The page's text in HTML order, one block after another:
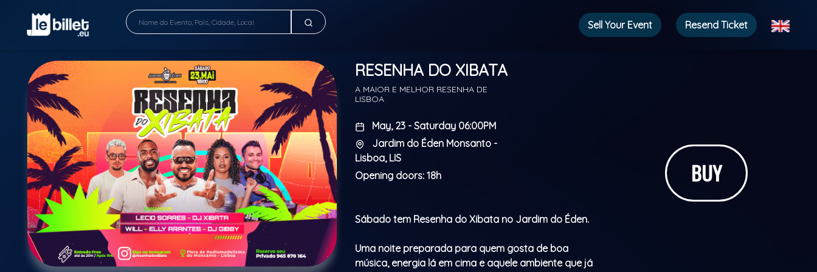
Sell ​​Your Event Resend Ticket
RESENHA DO XIBATA
A MAIOR E MELHOR RESENHA DE
LISBOA
May, 23 - Saturday 06:00PM
Jardim do Éden Monsanto -
Lisboa, LIS
Opening doors: 18h
Sábado tem Resenha do Xibata no Jardim do Éden.
Uma noite preparada para quem gosta de boa
música, energia lá em cima e aquele ambiente que já
BUY